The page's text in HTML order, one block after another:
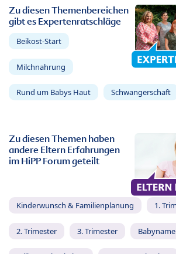
Zu diesen Themenbereichen
gibt es Expertenratschläge
Beikost-Start
Milchnahrung
Rund um Babys Haut Schwangerschaft
Zu diesen Themen haben
andere Eltern Erfahrungen
im HiPP Forum geteilt
Kinderwunsch & Familienplanung 1.
2. Trimester 3. Trimester